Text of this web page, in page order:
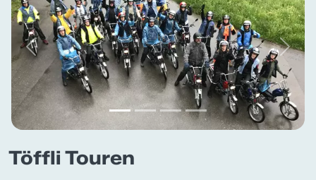
Previous Next
Töffli Touren